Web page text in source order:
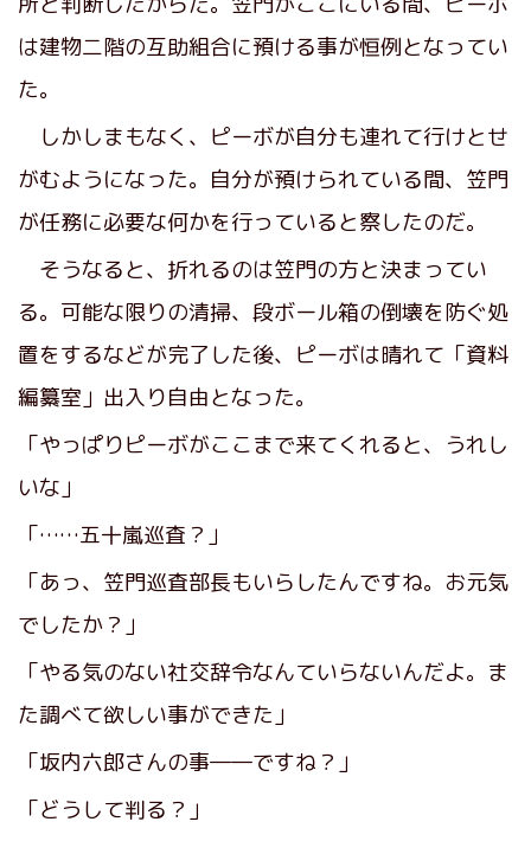
は建物二階の互助組合に預ける事が恒例となってい
た。
しかしまもなく、ピーボが自分も連れて行けとせ
がむようになった。自分が預けられている間、笠門
が任務に必要な何かを行っていると察したのだ。
そうなると、折れるのは笠門の方と決まってい
る。可能な限りの清掃、段ボール箱の倒壊を防ぐ処
置をするなどが完了した後、ピーボは晴れて「資料
編纂室」出入り自由となった。
「やっぱりピーボがここまで来てくれると、うれし
いな」
「……五十嵐巡査？」
「あっ、笠門巡査部長もいらしたんですね。お元気
でしたか？」
「やる気のない社交辞令なんていらないんだよ。ま
た調べて欲しい事ができた」
「坂内六郎さんの事――ですね？」
「どうして判る？」